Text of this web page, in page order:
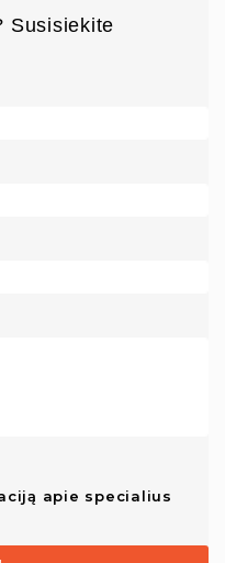
Susisiekite
apie specialius